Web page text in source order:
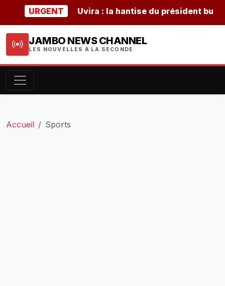
URGENT Uvira : la hantise du président
JAMBO NEWS CHANNEL
LES NOUVELLES À LA SECONDE
Accueil Sports